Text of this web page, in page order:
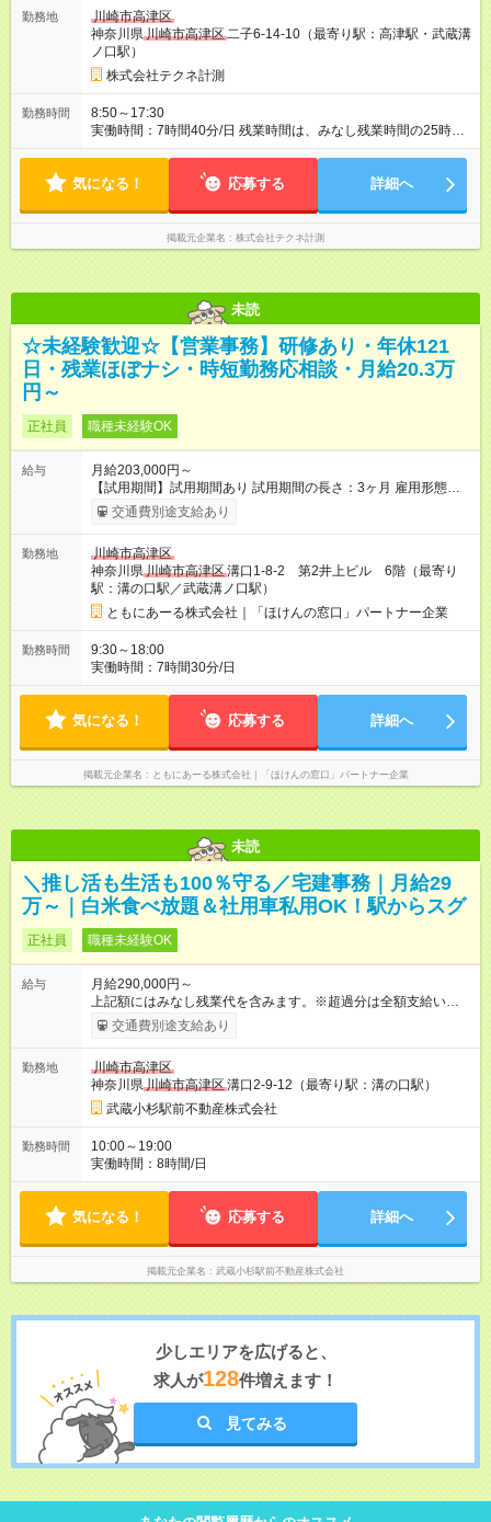
業申請） ※6ヶ月間の試用期間があります。期間中の給与・待遇
に違いはありません。 【試用期間】試用期間あり 試用期間の長
さ：6ヶ月 雇用形態、給与は本採用時と同じです。
勤務地
川崎市高津区
神奈川県川崎市高津区二子6-14-10（最寄り駅：高津駅・武蔵溝
ノ⼝駅）
株式会社テクネ計測
勤務時間
8:50～17:30
実働時間：7時間40分/日 残業時間は、みなし残業時間の25時間
を超えることは極めてまれです。
気になる！ 応募する 詳細へ
掲載元企業名 株式会社テクネ計測
未読
☆未経験歓迎☆【営業事務】研修あり・年休121
日・残業ほぼナシ・時短勤務応相談・月給20.3万
円～
正社員 職種未経験OK
給与
月給203,000円～
【試用期間】試用期間あり 試用期間の長さ：3ヶ月 雇用形態、
給与は本採用時と同じです。
交通費別途支給あり
勤務地
川崎市高津区
神奈川県川崎市高津区溝口1-8-2 第2井上ビル 6階（最寄り
駅：溝の口駅／武蔵溝ノ口駅）
ともにあーる株式会社｜「ほけんの窓口」パートナー企業
勤務時間
9:30～18:00
実働時間：7時間30分/日
気になる！ 応募する 詳細へ
掲載元企業名 ともにあーる株式会社｜「ほけんの窓口」パートナー企業
未読
＼推し活も生活も100％守る／宅建事務｜月給29
万～｜白米食べ放題＆社用車私用OK！駅からスグ
正社員 職種未経験OK
給与
月給290,000円～
上記額にはみなし残業代を含みます。※超過分は全額支給いたし
ます。 みなし残業代 51,700円／月 みなし残業時間 30時間／月
[給与補足] 宅建取引士資格手当（２万円／月）・住宅手当（１万
格手当（１万円／月）を取得されている方は３０万円になりま
す。 賞与（年２回）、交通費支給（上限３万円／月）、雇用保
険、社会保険、厚生年金、慶弔休暇、退職金制度。 【試用期
間】試用期間あり 試用期間の長さ：6ヶ月 ※ 雇用形態と給与
に、本採用時と異なる部分があります。 雇用形態：中途採用
（契約社員） 給与：月給 270,000円以上 上記額にはみなし残業
代 48,100円／月 みなし残業時間 30時間／月
交通費別途支給あり
勤務地
川崎市高津区
神奈川県川崎市高津区溝口2-9-12（最寄り駅：溝の口駅）
武蔵小杉駅前不動産株式会社
勤務時間
10:00～19:00
実働時間：8時間/日
気になる！ 応募する 詳細へ
掲載元企業名 武蔵小杉駅前不動産株式会社
少しエリアを広げると、
求人が128件増えます！
見てみる